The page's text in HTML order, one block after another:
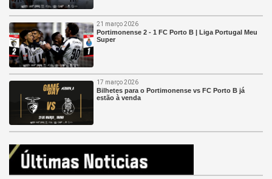
21 março 2026
Portimonense 2 - 1 FC Porto B | Liga Portugal Meu
Super
17 março 2026
Bilhetes para o Portimonense vs FC Porto B já
estão à venda